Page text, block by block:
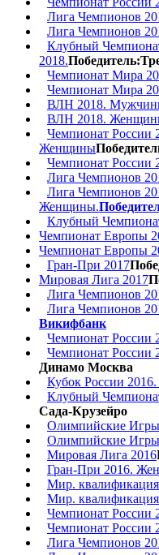
Лига Чемпионов
Лига Чемпионов
Клубный
2018.
Чемпионат Мира
Чемпионат Мира
ВЛН 2018.
ВЛН 2018.
Чемпионат России
Женщины
Чемпионат
Лига Чемпионов
Лига Чемпионов
Женщины.
Клубный
Чемпионат Европы
Чемпионат Европы
Гран-При 2017
Мировая Лига 2017
Лига Чемпионов
Лига Чемпионов
Викифбанк
Чемпионат
Чемпионат
Динамо Москва
Кубок России
Клубный
Сада-Крузейро
Олимпийские
Олимпийские
Мировая Лига 2016
Гран-При 2016.
Мир.
Мир.
Чемпионат
Чемпионат
Лига Чемпионов